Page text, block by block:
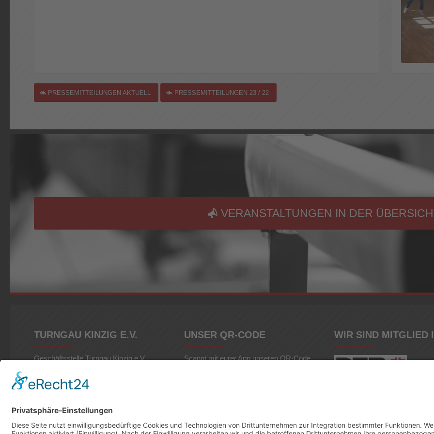
PRESSEMITTEILUNGEN AKTUELL PRESSEMITTEILUNGEN 23 / 22
VERANSTALTUNGEN IN DER
TURNGAU KINZIG E.V.
Geschäftsstelle Turngau Kinzig e.V.
63619 Bad Orb
Web: www.turngau-kinzig.de
EMail:gst@turngau-kinzig.de
UNSER QR-CODE
Scannt mit eurer App unseren QR-Code.
WIR SIND MITGLIED